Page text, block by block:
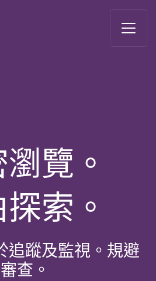
覽。
索。
追蹤及監視。規避
審查。